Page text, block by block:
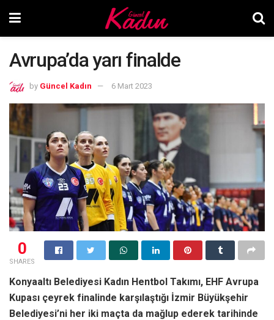
Avrupa’da yarı finalde
by Güncel Kadın 6 Mart 2023
0
SHARES
Konyaaltı Belediyesi Kadın Hentbol Takımı, EHF Avrupa
Kupası çeyrek finalinde karşılaştığı İzmir Büyükşehir
Belediyesi’ni her iki maçta da mağlup ederek tarihinde